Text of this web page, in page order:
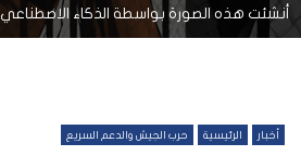
أنشئت هذه الصورة بواسطة الذكاء الاصطناعي
أخبار الرئيسية حرب الجيش والدعم السريع